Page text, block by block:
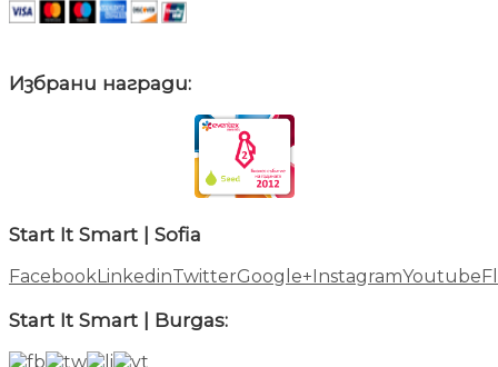
Избрани награди:
Start It Smart | Sofia
FacebookLinkedinTwitterGoogle+ InstagramYoutube
Start It Smart | Burgas: